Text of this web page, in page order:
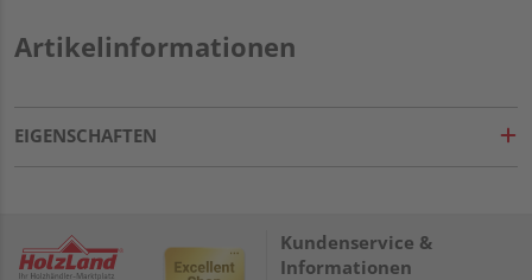
Artikelinformationen
EIGENSCHAFTEN
Kundenservice &
Informationen